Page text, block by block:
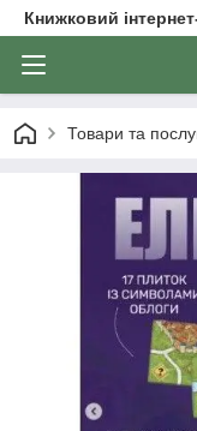
Книжковий
Товари та